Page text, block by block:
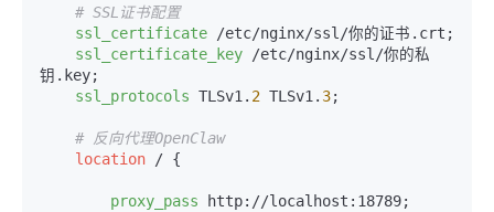
# SSL证书配置
ssl_certificate /etc/nginx/ssl/你的证书.crt;
ssl_certificate_key /etc/nginx/ssl/你的私
钥.key;
ssl_protocols TLSv1. 2 TLSv1. 3;
# 反向代理OpenClaw
location / {
proxy_pass http://localhost:18789;